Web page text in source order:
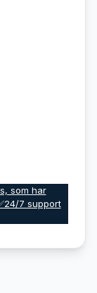
som har
7 support